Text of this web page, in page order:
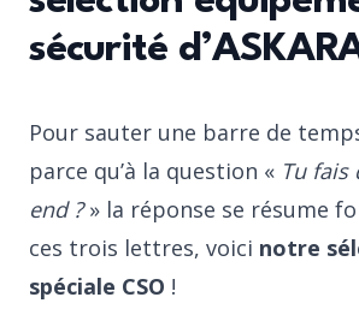
sécurité
Pour sauter une barre de
parce qu’à la question « Tu fais
end ?» la réponse se résume
ces trois lettres, voici notre
spéciale CSO !